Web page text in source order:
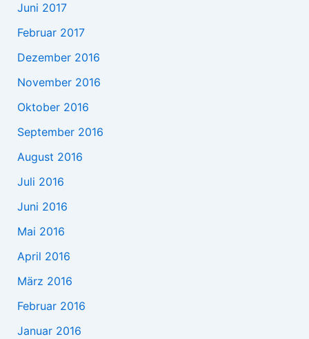
Juni 2017
Februar 2017
Dezember 2016
November 2016
Oktober 2016
September 2016
August 2016
Juli 2016
Juni 2016
Mai 2016
April 2016
März 2016
Februar 2016
Januar 2016